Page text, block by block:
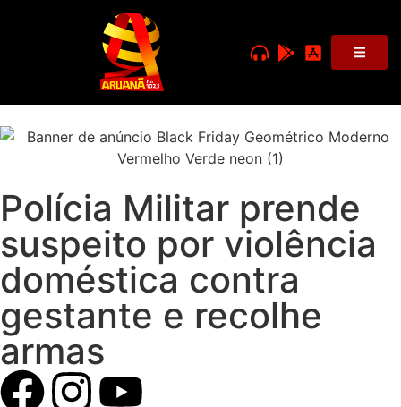
Polícia Militar prende
suspeito por violência
doméstica contra
gestante e recolhe
armas